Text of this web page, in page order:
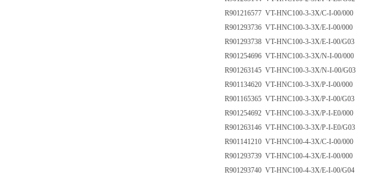
R901216577 VT-HNC100-3-3X/C-I-00/000
R901293736 VT-HNC100-3-3X/E-I-00/000
R901293738 VT-HNC100-3-3X/E-I-00/G03
R901254696 VT-HNC100-3-3X/N-I-00/000
R901263145 VT-HNC100-3-3X/N-I-00/G03
R901134620 VT-HNC100-3-3X/P-I-00/000
R901165365 VT-HNC100-3-3X/P-I-00/G03
R901254692 VT-HNC100-3-3X/P-I-E0/000
R901263146 VT-HNC100-3-3X/P-I-E0/G03
R901141210 VT-HNC100-4-3X/C-I-00/000
R901293739 VT-HNC100-4-3X/E-I-00/000
R901293740 VT-HNC100-4-3X/E-I-00/G04